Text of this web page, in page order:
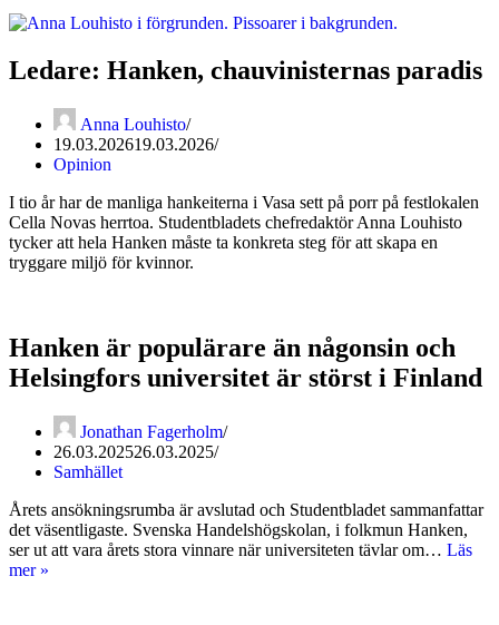
Ledare: Hanken, chauvinisternas paradis
Anna Louhisto
19.03.202619.03.2026
Opinion
I tio år har de manliga hankeiterna i Vasa sett på porr på festlokalen
Cella Novas herrtoa. Studentbladets chefredaktör Anna Louhisto
tycker att hela Hanken måste ta konkreta steg för att skapa en
tryggare miljö för kvinnor.
Hanken är populärare än någonsin och
Helsingfors universitet är störst i Finland
Jonathan Fagerholm
26.03.202526.03.2025
Samhället
Årets ansökningsrumba är avslutad och Studentbladet sammanfattar
det väsentligaste. Svenska Handelshögskolan, i folkmun Hanken,
ser ut att vara årets stora vinnare när universiteten tävlar om… Läs
mer »